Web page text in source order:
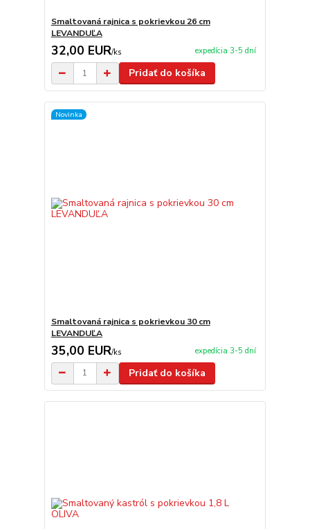
Smaltovaná rajnica s pokrievkou 26 cm
LEVANDUĽA
32,00 EUR/ks expedícia 3-5 dní
Pridať do košíka
Novinka
Smaltovaná rajnica s pokrievkou 30 cm
LEVANDUĽA
35,00 EUR/ks expedícia 3-5 dní
Pridať do košíka